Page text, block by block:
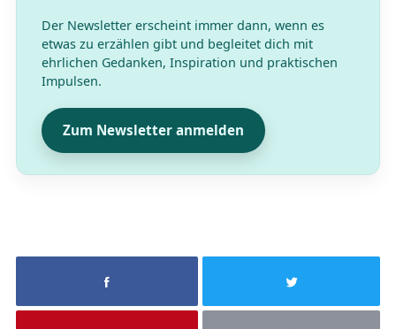
Der Newsletter erscheint immer dann, wenn es
etwas zu erzählen gibt und begleitet dich mit
ehrlichen Gedanken, Inspiration und praktischen
Impulsen.
Zum Newsletter anmelden